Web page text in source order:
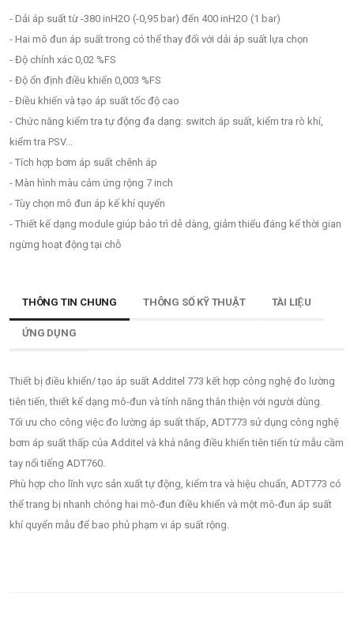
- Dải áp suất từ -380 inH2O (-0,95 bar) đến 400 inH2O (1 bar)
- Hai mô đun áp suất trong có thể thay đổi với dải áp suất lựa chọn
- Độ chính xác 0,02 %FS
- Độ ổn định điều khiển 0,003 %FS
- Điều khiển và tạo áp suất tốc độ cao
- Chức năng kiểm tra tự động đa dạng: switch áp suất, kiểm tra rò khí,
kiểm tra PSV...
- Tích hợp bơm áp suất chênh áp
- Màn hình màu cảm ứng rộng 7 inch
- Tùy chọn mô đun áp kế khí quyển
- Thiết kế dạng module giúp bảo trì dễ dàng, giảm thiểu đáng kể thời gian
ngừng hoạt động tại chỗ
THÔNG TIN CHUNG THÔNG SỐ KỸ THUẬT TÀI LIỆU
ỨNG DỤNG
Thiết bị điều khiển/ tạo áp suất Additel 773 kết hợp công nghệ đo lường
tiên tiến, thiết kế dạng mô-đun và tính năng thân thiện với người dùng.
Tối ưu cho công việc đo lường áp suất thấp, ADT773 sử dụng công nghệ
bơm áp suất thấp của Additel và khả năng điều khiển tiên tiến từ mẫu cầm
tay nổi tiếng ADT760.
Phù hợp cho lĩnh vực sản xuất tự động, kiểm tra và hiệu chuẩn, ADT773 có
thể trang bị nhanh chóng hai mô-đun điều khiển và một mô-đun áp suất
khí quyển mẫu để bao phủ phạm vi áp suất rộng.